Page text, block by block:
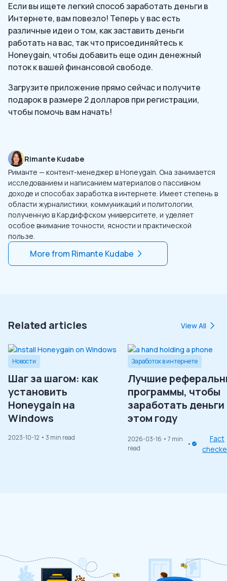
Если вы ищете легкий способ заработать деньги в
Интернете, вам повезло! Теперь у вас есть
различные идеи о том, как заставить деньги
работать на вас, так что присоединяйтесь к
Honeygain, чтобы добавить еще один денежный
поток к вашей финансовой свободе.
Загрузите приложение прямо сейчас и получите
подарок в размере 2 долларов при регистрации,
чтобы помочь вам начать!
Rimante Kudabe
Риманте — контент-менеджер в Honeygain. Она занимается
исследованием и написанием материалов о пассивном
доходе и способах заработка в интернете. Имеет степень в
области журналистики, коммуникаций и политологии,
полученную в Кардиффском университете, и уделяет
особое внимание точности, ясности и практической
пользе.
More from Rimante Kudabe
Related articles View All
Новости
Шаг за шагом: как
установить
Honeygain на
Windows
2023-10-12 • 3 min read
Заработок в интернете
Лучшие
программы, чтобы
заработать деньги
этом году
2026-03-16 • 7 min
read
Fact